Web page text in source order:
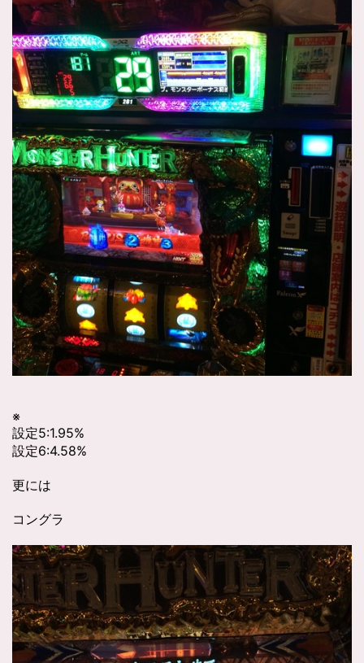
※
設定5:1.95%
設定6:4.58%
更には
コングラ